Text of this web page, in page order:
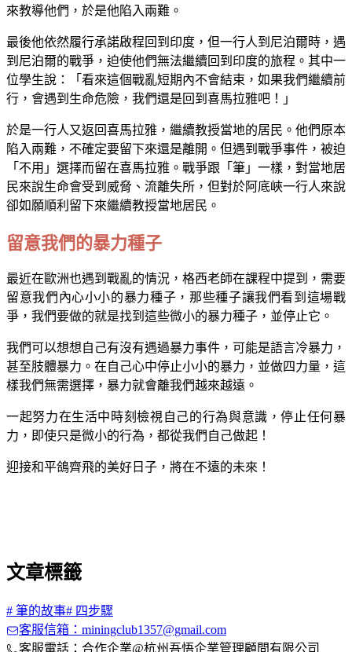
來教導他們，於是他陷入兩難。
最後他依然履行承諾啟程回到印度，但一行人到尼泊爾時，遇
到尼泊爾的戰爭，迫使他們無法繼續回到印度的旅程。其中一
位學生說：「看來這個戰亂短期內不會結束，如果我們繼續前
行，會遇到生命危險，我們還是回到喜馬拉雅吧！」
於是一行人又返回喜馬拉雅，繼續教授當地的居民。他們原本
陷入兩難，不確定要留下來還是離開。但遇到戰爭事件，被迫
「不用」選擇而留在喜馬拉雅。戰爭跟「筆」一樣，對當地居
民來說生命會受到威脅、流離失所，但對於阿底峽一行人來說
卻如願順利留下來繼續教授當地居民。
留意我們的暴力種子
最近在歐洲也遇到戰亂的情況，格西老師在課程中提到，需要
留意我們內心小小的暴力種子，那些種子讓我們看到這場戰
爭，我們要做的就是找到這些微小的暴力種子，並停止它。
我們可以想想自己有沒有遇過暴力事件，可能是語言冷暴力，
甚至肢體暴力。在自己心中停止小小的暴力，並做四力量，這
樣我們無需選擇，暴力就會離我們越來越遠。
一起努力在生活中時刻檢視自己的行為與意識，停止任何暴
力，即使只是微小的行為，都從我們自己做起！
迎接和平鴿齊飛的美好日子，將在不遠的未來！
文章標籤
# 筆的故事# 四步驟
客服信箱：miningclub1357@gmail.com
客服電話：合作企業@杭州吾悟企業管理顧問有限公司